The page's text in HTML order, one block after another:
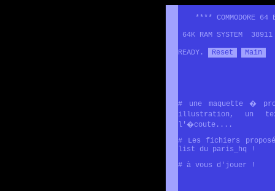
**** COMMODORE 64
64K RAM SYSTEM 38911
READY. Reset Main
# une maquette �
illustration, un
l'�coute....
# Les fichiers
list du paris_hq !
# à vous d'jouer !